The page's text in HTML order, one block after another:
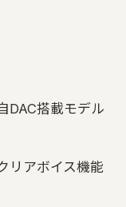
DAC搭載モデル
リアボイス機能